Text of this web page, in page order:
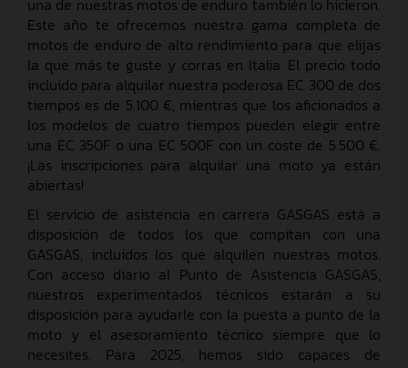
Este año te ofrecemos nuestra gama completa de
motos de enduro de alto rendimiento para que elijas
la que más te guste y corras en Italia. El precio todo
incluido para alquilar nuestra poderosa EC 300 de dos
tiempos es de 5.100 €, mientras que los aficionados a
los modelos de cuatro tiempos pueden elegir entre
una EC 350F o una EC 500F con un coste de 5.500 €.
¡Las inscripciones para alquilar una moto ya están
abiertas!
El servicio de asistencia en carrera GASGAS está a
disposición de todos los que compitan con una
GASGAS, incluidos los que alquilen nuestras motos.
Con acceso diario al Punto de Asistencia GASGAS,
nuestros experimentados técnicos estarán a su
disposición para ayudarle con la puesta a punto de la
moto y el asesoramiento técnico siempre que lo
necesites. Para 2025, hemos sido capaces de